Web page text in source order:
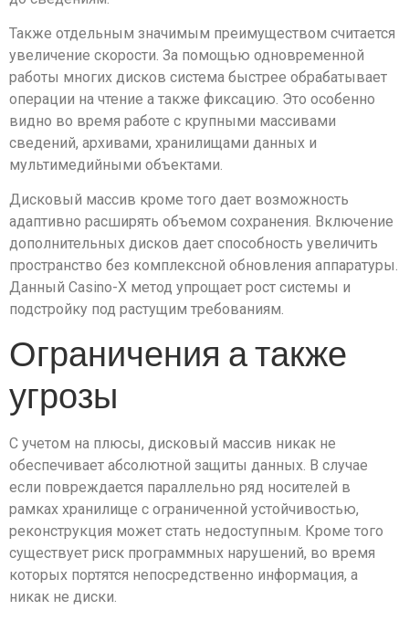
Также отдельным значимым преимуществом считается
увеличение скорости. За помощью одновременной
работы многих дисков система быстрее обрабатывает
операции на чтение а также фиксацию. Это особенно
видно во время работе с крупными массивами
сведений, архивами, хранилищами данных и
мультимедийными объектами.
Дисковый массив кроме того дает возможность
адаптивно расширять объемом сохранения. Включение
дополнительных дисков дает способность увеличить
пространство без комплексной обновления аппаратуры.
Данный Casino-X метод упрощает рост системы и
подстройку под растущим требованиям.
Ограничения а также
угрозы
С учетом на плюсы, дисковый массив никак не
обеспечивает абсолютной защиты данных. В случае
если повреждается параллельно ряд носителей в
рамках хранилище с ограниченной устойчивостью,
реконструкция может стать недоступным. Кроме того
существует риск программных нарушений, во время
которых портятся непосредственно информация, а
никак не диски.